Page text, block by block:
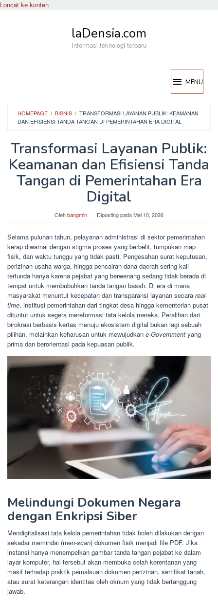
Loncat ke konten
laDensia.com
Informasi teknologi terbaru
MENU
HOMEPAGE / BISNIS / TRANSFORMASI LAYANAN PUBLIK: KEAMANAN
DAN EFISIENSI TANDA TANGAN DI PEMERINTAHAN ERA DIGITAL
Transformasi Layanan Publik:
Keamanan dan Efisiensi Tanda
Tangan di Pemerintahan Era
Digital
Olehbangmin Diposting padaMei 10, 2026
Selama puluhan tahun, pelayanan administrasi di sektor pemerintahan
kerap diwarnai dengan stigma proses yang berbelit, tumpukan map
fisik, dan waktu tunggu yang tidak pasti. Pengesahan surat keputusan,
perizinan usaha warga, hingga pencairan dana daerah sering kali
tertunda hanya karena pejabat yang berwenang sedang tidak berada di
tempat untuk membubuhkan tanda tangan basah. Di era di mana
masyarakat menuntut kecepatan dan transparansi layanan secara real-
time, institusi pemerintahan dari tingkat desa hingga kementerian pusat
dituntut untuk segera mereformasi tata kelola mereka. Peralihan dari
birokrasi berbasis kertas menuju ekosistem digital bukan lagi sebuah
pilihan, melainkan keharusan untuk mewujudkan e-Government yang
prima dan berorientasi pada kepuasan publik.
Melindungi Dokumen Negara
dengan Enkripsi Siber
Mendigitalisasi tata kelola pemerintahan tidak boleh dilakukan dengan
sekadar memindai (men-scan) dokumen fisik menjadi file PDF. Jika
instansi hanya menempelkan gambar tanda tangan pejabat ke dalam
layar komputer, hal tersebut akan membuka celah kerentanan yang
masif terhadap praktik pemalsuan dokumen perizinan, sertifikat tanah,
atau surat keterangan identitas oleh oknum yang tidak bertanggung
jawab.